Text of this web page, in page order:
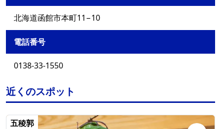
北海道函館市本町11−10
電話番号
0138-33-1550
近くのスポット
五稜郭